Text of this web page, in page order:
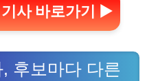
사 바로가기 ▶
후보마다 다른